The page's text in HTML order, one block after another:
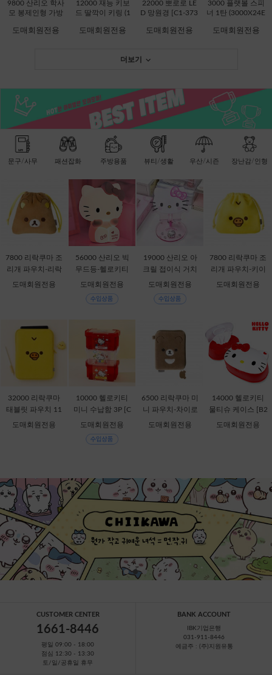
9800 산리오 학사
모 봉제인형 가방
[B2-083227]
도매회원전용
12000 재능 키보
드 딸깍이 키링 (1
45048]
도매회원전용
22000 뽀로로 LE
D 망원경 [C1-373
도매회원전용
3000 플랫볼 스피
너 1탄 (3000X24E
도매회원전용
더보기
문구/사무 패션잡화 주방용품 뷰티/생활 우산/시즌 장난감/인형
7800 리락쿠마 조
리개 파우치-리락
쿠마 [C2-068735]
도매회원전용
56000 산리오 빅
무드등-헬로키티
[C1-315167]
도매회원전용
19000 산리오 아
크릴 접이식 거치
대-헬로키티 [C1-1
도매회원전용
7800 리락쿠마 조
리개 파우치-키이
로이토리 [C2-068
도매회원전용
32000 리락쿠마
태블릿 파우치 11
인치-키이로이토
도매회원전용
10000 헬로키티
미니 수납함 3P [C
1-884308]
도매회원전용
6500 리락쿠마 미
니 파우치-차이로
이코구마 [C2-068
도매회원전용
14000 헬로키티
물티슈 케이스 [B2
-378816]
도매회원전용
CUSTOMER CENTER
1661-8446
평일 09:00 - 18:00
점심 12:30 - 13:30
토/일/공휴일 휴무
BANK ACCOUNT
IBK기업은행
031-911-8446
예금주 : (주)지원유통